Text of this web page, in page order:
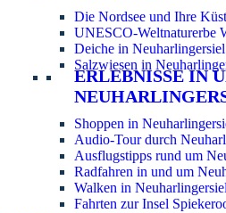
Die Nordsee und Ihre
UNESCO-Weltnaturerbe
Deiche in Neuharlingersiel
Salzwiesen in
ERLEBNISSE IN
Shoppen in
Audio-Tour durch
Ausflugstipps rund um
Radfahren in und um
Walken in
Fahrten zur Insel